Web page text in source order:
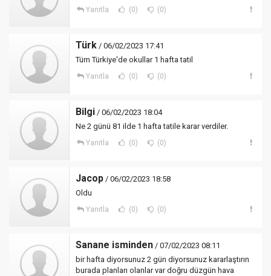
Yanıtla (0) (0)
Türk / 06/02/2023 17:41
Tüm Türkiye'de okullar 1 hafta tatil
Yanıtla (0) (0)
Bilgi / 06/02/2023 18:04
Ne 2 günü 81 ilde 1 hafta tatile karar verdiler.
Yanıtla (0) (0)
Jacop / 06/02/2023 18:58
Oldu
Yanıtla (0) (0)
Sanane isminden / 07/02/2023 08:11
bir hafta diyorsunuz 2 gün diyorsunuz kararlaştırın
burada planları olanlar var doğru düzgün hava